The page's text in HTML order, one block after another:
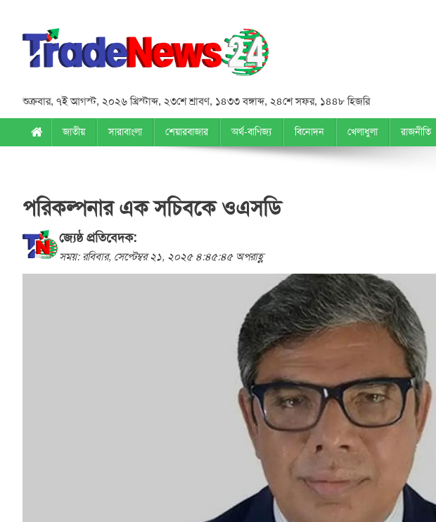
শুক্রবার, ৭ই আগস্ট, ২০২৬ খ্রিস্টাব্দ, ২৩শে শ্রাবণ, ১৪৩৩ বঙ্গাব্দ, ২৪শে সফর, ১৪৪৮ হিজরি
জাতীয় সারাবাংলা শেয়ারবাজার অর্থ-বাণিজ্য বিনোদন খেলাধুলা রাজনীতি
পরিকল্পনার এক সচিবকে ওএসডি
জ্যেষ্ঠ প্রতিবেদক:
সময়: রবিবার, সেপ্টেম্বর ২১, ২০২৫ ৪:৪৫:৪৫ অপরাহ্ণ